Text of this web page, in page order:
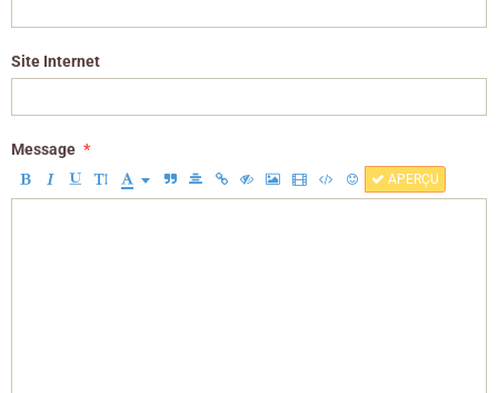
Site Internet
Message
APERÇU